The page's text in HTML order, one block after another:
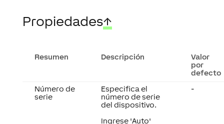
Propiedades↑
Resumen Descripción
Valor
por
defecto
Número de
serie
Especifica el
número de serie
del dispositivo.
Ingrese 'Auto'
-